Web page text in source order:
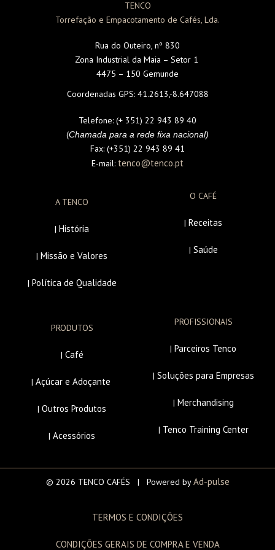
TENCO
Torrefação e Empacotamento de Cafés, Lda.
Rua do Outeiro, nº 830
Zona Industrial da Maia – Setor 1
4475 – 150 Gemunde
Coordenadas GPS:41.2613,-8.647088
Telefone: (+ 351) 22 943 89 40
(Chamada para a rede fixa nacional)
Fax: (+351) 22 943 89 41
E-mail: tenco@tenco.pt
A TENCO
| História
| Missão e Valores
| Política de Qualidade
O CAFÉ
| Receitas
| Saúde
PRODUTOS
| Café
| Açúcar e Adoçante
| Outros Produtos
| Acessórios
PROFISSIONAIS
| Parceiros Tenco
| Soluções para Empresas
| Merchandising
| Tenco Training Center
© 2026 TENCO CAFÉS | Powered byAd-pulse
TERMOS E CONDIÇÕES
CONDIÇÕES GERAIS DE COMPRA E VENDA